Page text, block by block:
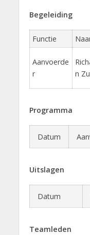
Begeleiding
Functie
Aanvoerde
r
n
Programma
Datum
Uitslagen
Datum
Teamleden